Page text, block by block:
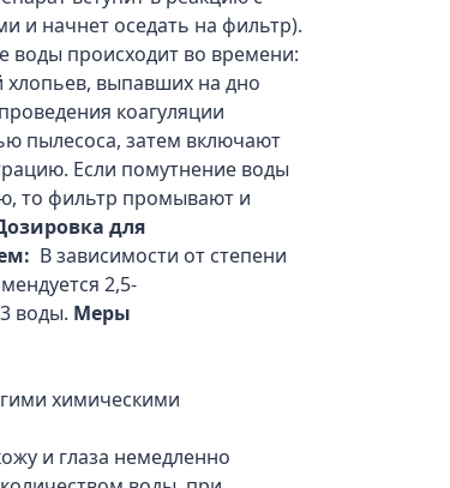
и начнет оседать на фильтр).
воды происходит во времени:
выпавших на дно
коагуляции
пылесоса, затем включают
Если помутнение воды
то фильтр промывают и
для
В зависимости от степени
2,5-
воды. Меры
химическими
и глаза немедленно